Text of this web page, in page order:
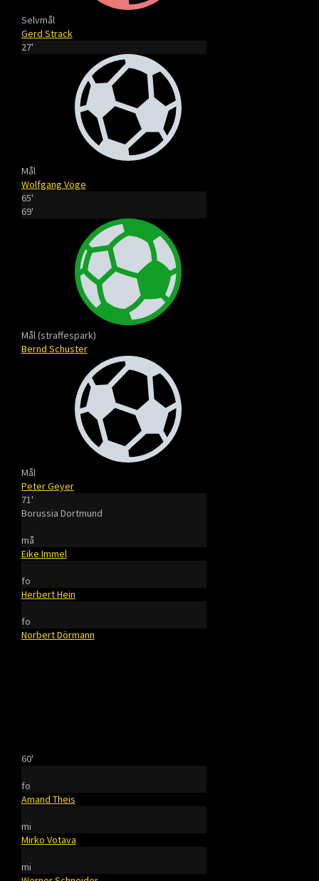
Selvmål
Gerd Strack
27'
Mål
Wolfgang Vöge
65'
69'
Mål (straffespark)
Bernd Schuster
Mål
Peter Geyer
71'
Borussia Dortmund
må
Eike Immel
fo
Herbert Hein
fo
Norbert Dörmann
60'
fo
Amand Theis
mi
Mirko Votava
mi